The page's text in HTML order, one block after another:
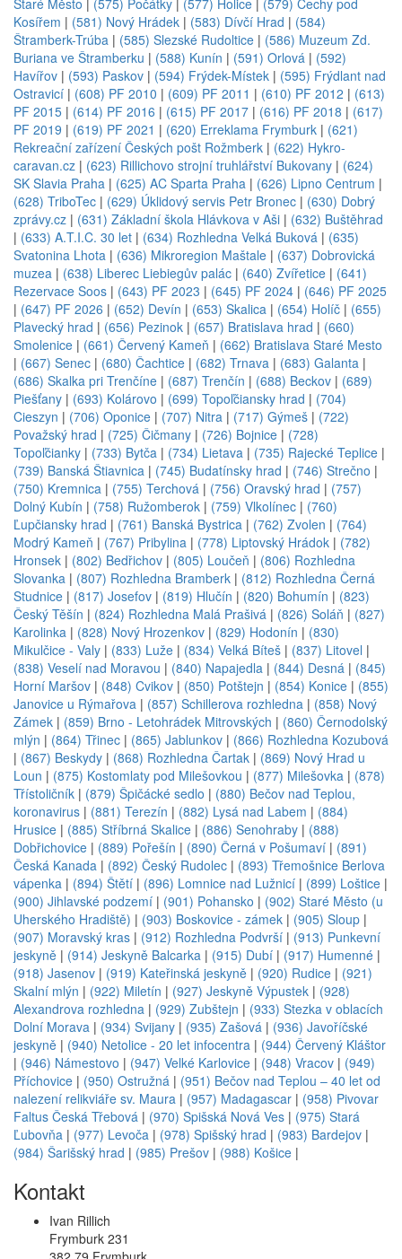
Staré Město | (575) Počátky | (577) Holice | (579) Čechy pod
Kosířem | (581) Nový Hrádek | (583) Dívčí Hrad | (584)
Štramberk-Trúba | (585) Slezské Rudoltice | (586) Muzeum Zd.
Buriana ve Štramberku | (588) Kunín | (591) Orlová | (592)
Havířov | (593) Paskov | (594) Frýdek-Místek | (595) Frýdlant nad
Ostravicí | (608) PF 2010 | (609) PF 2011 | (610) PF 2012 | (613)
PF 2015 | (614) PF 2016 | (615) PF 2017 | (616) PF 2018 | (617)
PF 2019 | (619) PF 2021 | (620) Erreklama Frymburk | (621)
Rekreační zařízení Českých pošt Rožmberk | (622) Hykro-
caravan.cz | (623) Rillichovo strojní truhlářství Bukovany | (624)
SK Slavia Praha | (625) AC Sparta Praha | (626) Lipno Centrum |
(628) TriboTec | (629) Úklidový servis Petr Bronec | (630) Dobrý
zprávy.cz | (631) Základní škola Hlávkova v Aši | (632) Buštěhrad
| (633) A.T.I.C. 30 let | (634) Rozhledna Velká Buková | (635)
Svatonina Lhota | (636) Mikroregion Maštale | (637) Dobrovická
muzea | (638) Liberec Liebiegův palác | (640) Zvířetice | (641)
Rezervace Soos | (643) PF 2023 | (645) PF 2024 | (646) PF 2025
| (647) PF 2026 | (652) Devín | (653) Skalica | (654) Holíč | (655)
Plavecký hrad | (656) Pezinok | (657) Bratislava hrad | (660)
Smolenice | (661) Červený Kameň | (662) Bratislava Staré Mesto
| (667) Senec | (680) Čachtice | (682) Trnava | (683) Galanta |
(686) Skalka pri Trenčíne | (687) Trenčín | (688) Beckov | (689)
Piešťany | (693) Kolárovo | (699) Topoľčiansky hrad | (704)
Cieszyn | (706) Oponice | (707) Nitra | (717) Gýmeš | (722)
Považský hrad | (725) Čičmany | (726) Bojnice | (728)
Topoľčianky | (733) Bytča | (734) Lietava | (735) Rajecké Teplice |
(739) Banská Štiavnica | (745) Budatínsky hrad | (746) Strečno |
(750) Kremnica | (755) Terchová | (756) Oravský hrad | (757)
Dolný Kubín | (758) Ružomberok | (759) Vlkolínec | (760)
Ľupčiansky hrad | (761) Banská Bystrica | (762) Zvolen | (764)
Modrý Kameň | (767) Pribylina | (778) Liptovský Hrádok | (782)
Hronsek | (802) Bedřichov | (805) Loučeň | (806) Rozhledna
Slovanka | (807) Rozhledna Bramberk | (812) Rozhledna Černá
Studnice | (817) Josefov | (819) Hlučín | (820) Bohumín | (823)
Český Těšín | (824) Rozhledna Malá Prašivá | (826) Soláň | (827)
Karolinka | (828) Nový Hrozenkov | (829) Hodonín | (830)
Mikulčice - Valy | (833) Luže | (834) Velká Bíteš | (837) Litovel |
(838) Veselí nad Moravou | (840) Napajedla | (844) Desná | (845)
Horní Maršov | (848) Cvikov | (850) Potštejn | (854) Konice | (855)
Janovice u Rýmařova | (857) Schillerova rozhledna | (858) Nový
Zámek | (859) Brno - Letohrádek Mitrovských | (860) Černodolský
mlýn | (864) Třinec | (865) Jablunkov | (866) Rozhledna Kozubová
| (867) Beskydy | (868) Rozhledna Čartak | (869) Nový Hrad u
Loun | (875) Kostomlaty pod Milešovkou | (877) Milešovka | (878)
Třístoličník | (879) Špičácké sedlo | (880) Bečov nad Teplou,
koronavirus | (881) Terezín | (882) Lysá nad Labem | (884)
Hrusice | (885) Stříbrná Skalice | (886) Senohraby | (888)
Dobřichovice | (889) Pořešín | (890) Černá v Pošumaví | (891)
Česká Kanada | (892) Český Rudolec | (893) Třemošnice Berlova
vápenka | (894) Štětí | (896) Lomnice nad Lužnicí | (899) Loštice |
(900) Jihlavské podzemí | (901) Pohansko | (902) Staré Město (u
Uherského Hradiště) | (903) Boskovice - zámek | (905) Sloup |
(907) Moravský kras | (912) Rozhledna Podvrší | (913) Punkevní
jeskyně | (914) Jeskyně Balcarka | (915) Dubí | (917) Humenné |
(918) Jasenov | (919) Kateřinská jeskyně | (920) Rudice | (921)
Skalní mlýn | (922) Miletín | (927) Jeskyně Výpustek | (928)
Alexandrova rozhledna | (929) Zubštejn | (933) Stezka v oblacích
Dolní Morava | (934) Svijany | (935) Zašová | (936) Javoříčské
jeskyně | (940) Netolice - 20 let infocentra | (944) Červený Kláštor
| (946) Námestovo | (947) Velké Karlovice | (948) Vracov | (949)
Příchovice | (950) Ostružná | (951) Bečov nad Teplou – 40 let od
nalezení relikviáře sv. Maura | (957) Madagascar | (958) Pivovar
Faltus Česká Třebová | (970) Spišská Nová Ves | (975) Stará
Ľubovňa | (977) Levoča | (978) Spišský hrad | (983) Bardejov |
(984) Šarišský hrad | (985) Prešov | (988) Košice |
Kontakt
Ivan Rillich
Frymburk 231